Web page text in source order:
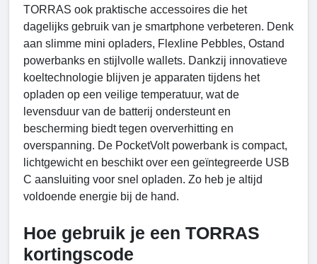
TORRAS ook praktische accessoires die het
dagelijks gebruik van je smartphone verbeteren. Denk
aan slimme mini opladers, Flexline Pebbles, Ostand
powerbanks en stijlvolle wallets. Dankzij innovatieve
koeltechnologie blijven je apparaten tijdens het
opladen op een veilige temperatuur, wat de
levensduur van de batterij ondersteunt en
bescherming biedt tegen oververhitting en
overspanning. De PocketVolt powerbank is compact,
lichtgewicht en beschikt over een geïntegreerde USB
C aansluiting voor snel opladen. Zo heb je altijd
voldoende energie bij de hand.
Hoe gebruik je een TORRAS
kortingscode